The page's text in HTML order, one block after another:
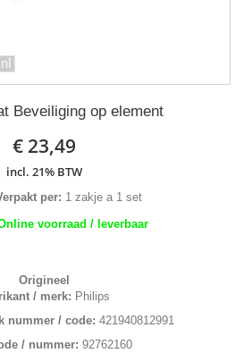
Beveiliging op element
€ 23,49
incl. 21% BTW
per: 1 zakje a 1 set
voorraad / leverbaar
Origineel
/ merk: Philips
nummer / code: 421940812991
/ nummer: 92762160